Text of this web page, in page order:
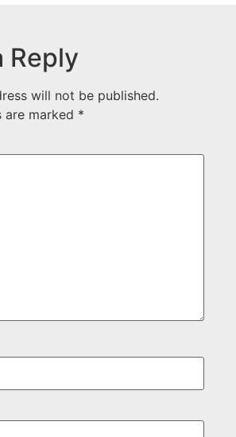
Reply
will not be published.
are marked *